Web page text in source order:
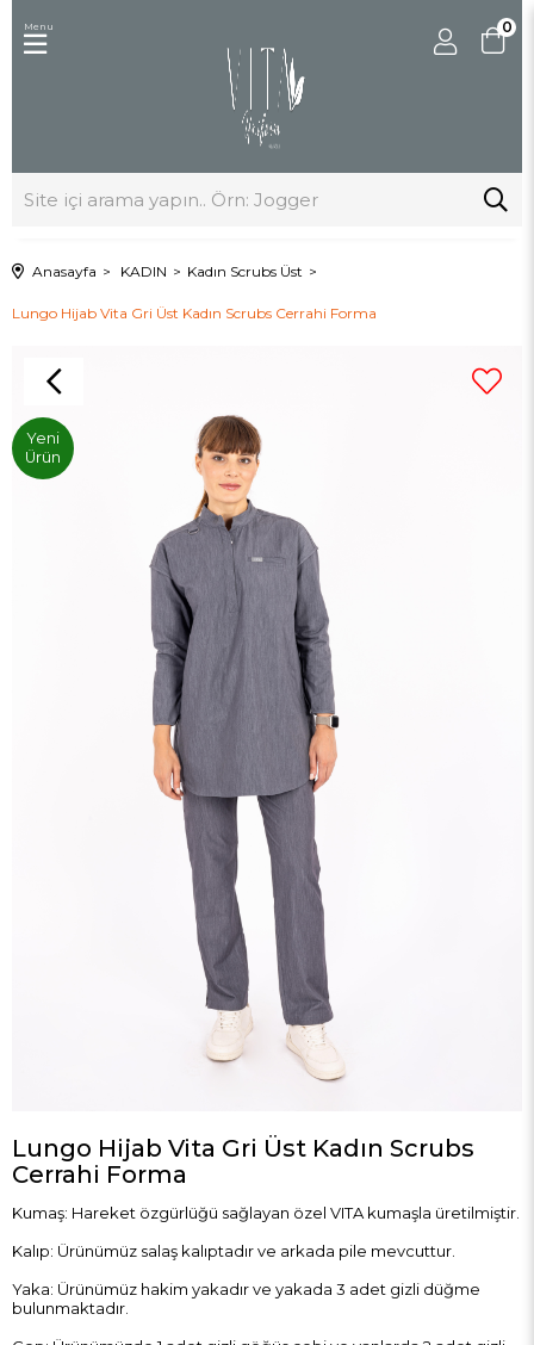
0
Menu
Anasayfa KADIN Kadın Scrubs Üst
Lungo Hijab Vita Gri Üst Kadın Scrubs Cerrahi Forma
Yeni
Ürün
Lungo Hijab Vita Gri Üst Kadın Scrubs
Cerrahi Forma
Kumaş: Hareket özgürlüğü sağlayan özel VITA kumaşla üretilmiştir.
Kalıp: Ürünümüz salaş kalıptadır ve arkada pile mevcuttur.
Yaka: Ürünümüz hakim yakadır ve yakada 3 adet gizli düğme
bulunmaktadır.